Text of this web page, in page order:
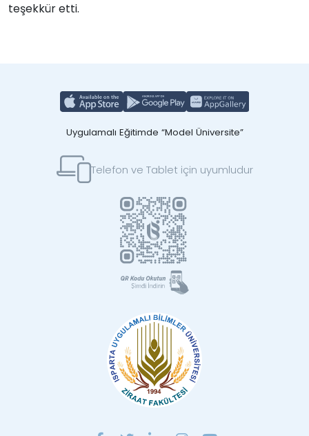
teşekkür etti.
Uygulamalı Eğitimde “Model Üniversite”
Telefon ve Tablet için uyumludur